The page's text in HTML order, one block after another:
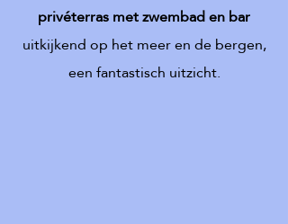
privéterras met zwembad en bar
uitkijkend op het meer en de bergen,
een fantastisch uitzicht.